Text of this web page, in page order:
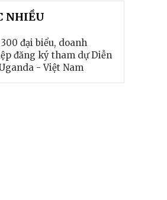
NHIỀU
đại biểu, doanh
đăng ký tham dự Diễn
- Việt Nam